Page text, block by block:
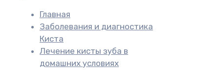
Главная
Заболевания и диагностика
Киста
Лечение кисты зуба в
домашних условиях